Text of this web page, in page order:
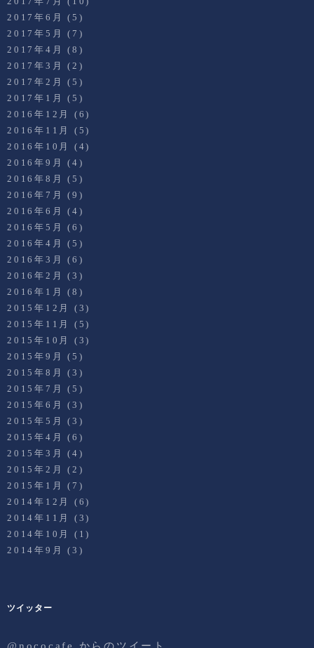
2017年6月
(5)
2017年5月
(7)
2017年4月
(8)
2017年3月
(2)
2017年2月
(5)
2017年1月
(5)
2016年12月
(6)
2016年11月
(5)
2016年10月
(4)
2016年9月
(4)
2016年8月
(5)
2016年7月
(9)
2016年6月
(4)
2016年5月
(6)
2016年4月
(5)
2016年3月
(6)
2016年2月
(3)
2016年1月
(8)
2015年12月
(3)
2015年11月
(5)
2015年10月
(3)
2015年9月
(5)
2015年8月
(3)
2015年7月
(5)
2015年6月
(3)
2015年5月
(3)
2015年4月
(6)
2015年3月
(4)
2015年2月
(2)
2015年1月
(7)
2014年12月
(6)
2014年11月
(3)
2014年10月
(1)
2014年9月
(3)
ツイッター